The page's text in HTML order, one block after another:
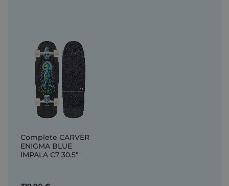
Complete CARVER
ENIGMA BLUE
IMPALA C7 30.5"